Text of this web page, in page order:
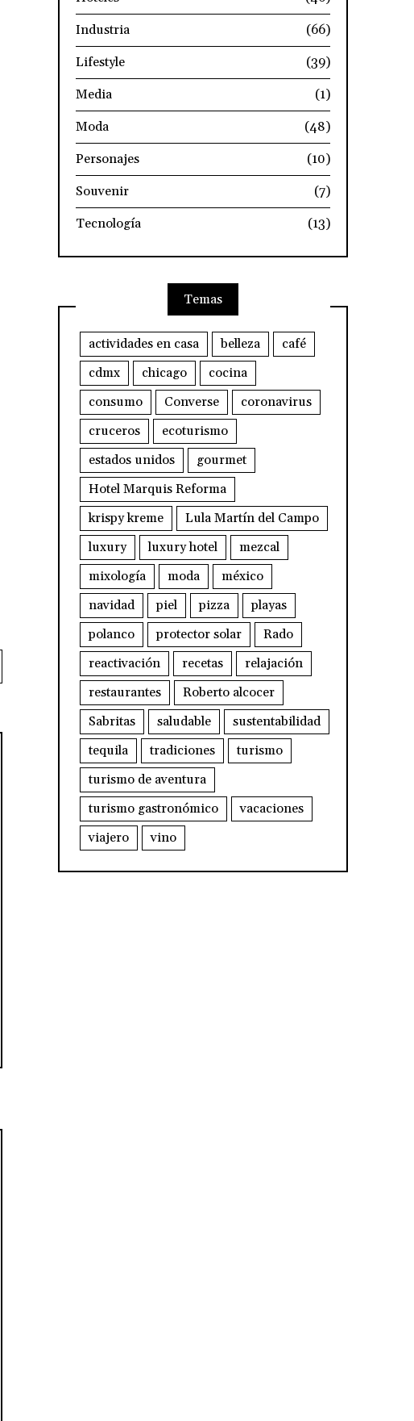
Industria
(66)
Lifestyle
(39)
Media
(1)
Moda
(48)
Personajes
(10)
Souvenir
(7)
Tecnología
(13)
Temas
actividades en casa belleza
café
cdmx
chicago
cocina
consumo
Converse
coronavirus
cruceros
ecoturismo
estados unidos
gourmet
Hotel Marquis Reforma
krispy kreme
Lula Martín del Campo
luxury
luxury hotel
mezcal
mixología
moda
méxico
navidad
piel pizza
playas
polanco
protector solar
Rado
reactivación
recetas
relajación
restaurantes
Roberto alcocer
Sabritas
saludable
sustentabilidad
tequila
tradiciones
turismo
turismo de aventura
turismo gastronómico
vacaciones
viajero
vino